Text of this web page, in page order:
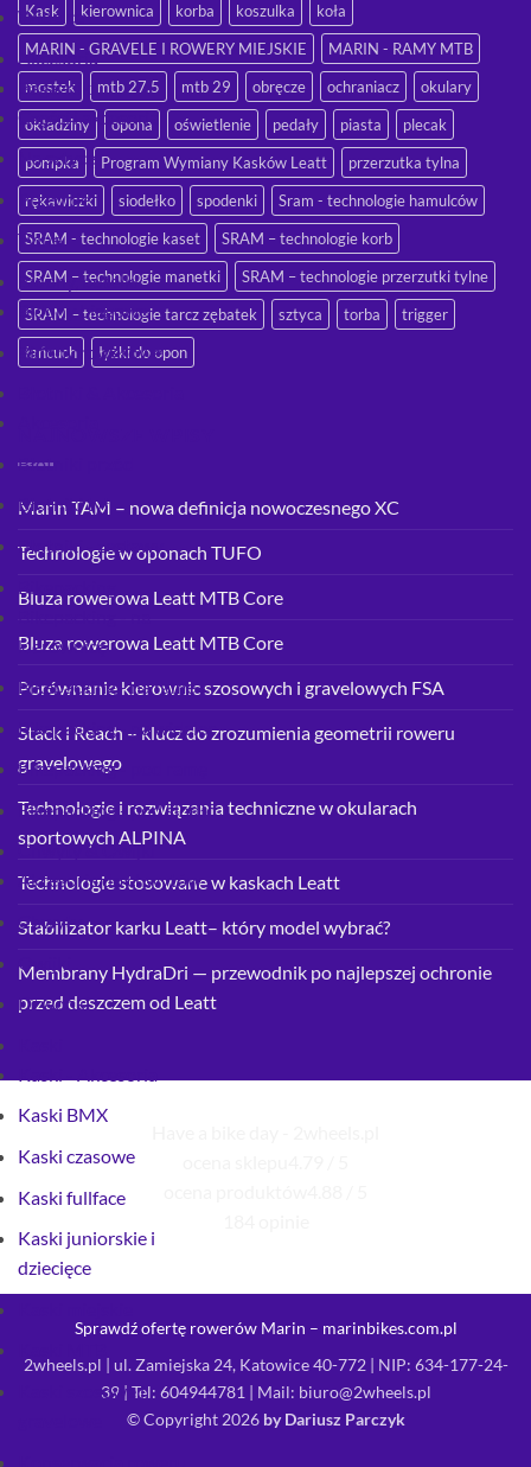
Widelce
Akcesoria
Bagażniki
Części i akcesoria
Na sztycę
Przednie
Tylne
Bidony, butelki
Bidony biegowe
Bidony rowerowe
Błotniki przód
Błotniki tył
Błotniki - zestawy
kierownicę
Bikepacking - na ramę
Bikepacking - na widelec
Bikepacking - pod ramę
Bikepacking - pod siodło
Chwyty & Owijki
Akcesoria do chwytów
Chwyty
Owijki
Dzwonki
Kaski BMX
Kaski czasowe
Kaski fullface
Kaski juniorskie i
dziecięce
Kaski szosowe i
Kask
kierownica korba koszulka
koła
MARIN - GRAVELE I ROWERY MIEJSKIE
MARIN - RAMY MTB
mostek
mtb 27.5 mtb 29 obręcze ochraniacz
okulary
okładziny
opona oświetlenie pedały piasta
plecak
pompka
Program Wymiany Kasków Leatt
przerzutka tylna
rękawiczki
siodełko spodenki
Sram - technologie hamulców
SRAM - technologie kaset
SRAM – technologie korb
SRAM – technologie manetki
SRAM – technologie przerzutki tylne
SRAM – technologie tarcz zębatek
sztyca torba
trigger
łańcuch
łyżki do opon
Marin TAM – nowa definicja nowoczesnego XC
Technologie w oponach TUFO
Bluza rowerowa Leatt MTB Core
Bluza rowerowa Leatt MTB Core
Porównanie kierownic szosowych i gravelowych FSA
Stack i Reach – klucz do zrozumienia geometrii roweru
gravelowego
Technologie i rozwiązania techniczne w okularach
sportowych ALPINA
Technologie stosowane w kaskach Leatt
Stabilizator karku Leatt– który model wybrać?
Membrany HydraDri — przewodnik po najlepszej ochronie
przed deszczem od Leatt
Sprawdź ofertę rowerów Marin – marinbikes.com.pl
2wheels.pl | ul. Zamiejska 24, Katowice 40-772 | NIP: 634-177-24-
39 | Tel: 604944781 | Mail: biuro@2wheels.pl
© Copyright 2026 by Dariusz Parczyk